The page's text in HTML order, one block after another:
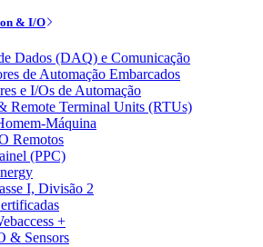
& I/O
Dados (DAQ) e Comunicação
de Automação Embarcados
e I/Os de Automação
Remote Terminal Units (RTUs)
Máquina
Remotos
(PPC)
I, Divisão 2
+
& Sensors